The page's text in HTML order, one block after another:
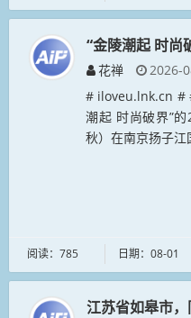
“金陵潮起 时尚
花禅
2026-
# iloveu.lnk.cn #
潮起 时尚破界”
秋）在南京扬子
阅读：785 日期：08-01
江苏省如皋市